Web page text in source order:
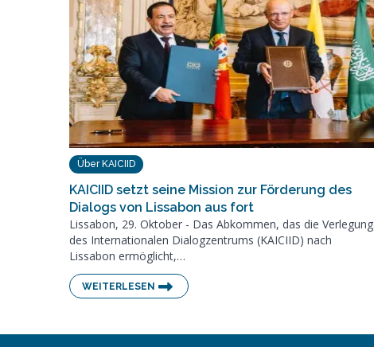
Über KAICIID
KAICIID setzt seine Mission zur Förderung des
Dialogs von Lissabon aus fort
Lissabon, 29. Oktober - Das Abkommen, das die Verlegung
des Internationalen Dialogzentrums (KAICIID) nach
Lissabon ermöglicht,…
WEITERLESEN